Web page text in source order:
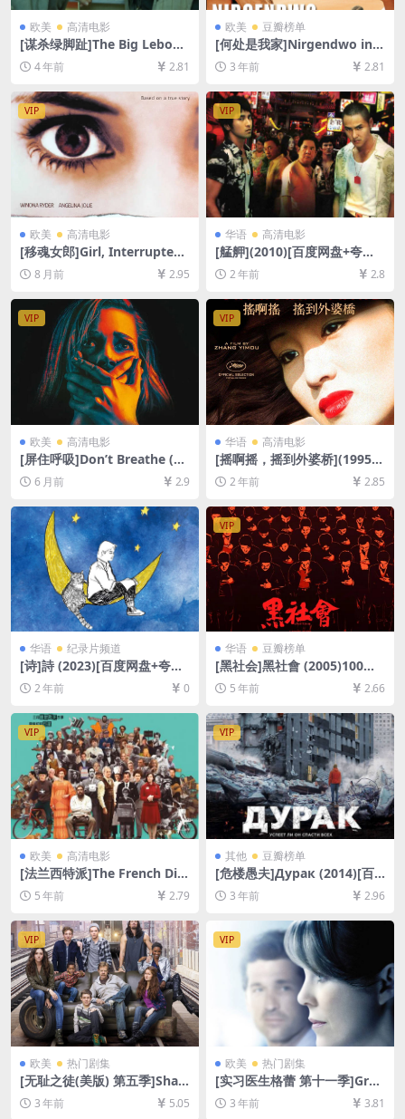
欧美 高清电影
[谋杀绿脚趾]The Big Lebows
ki (1998)[百度网盘+迅雷云盘
资源1080P超清未删减][MP4/
7.6GB][中英字幕]
4 年前 2.81
欧美 豆瓣榜单
[何处是我家]Nirgendwo in A
frika (2001)[百度网盘+迅雷
云盘资源1080P超清未删减]
[MP4/8GB][中文字幕]
3 年前 2.81
VIP
欧美 高清电影
[移魂女郎]Girl, Interrupted
(1999)[百度网盘+夸克网盘10
80P超清未删减资源][网盘在
线播放/下载][MP4/9.3GB][中
英字幕]
8 月前 2.95
VIP
华语 高清电影
[艋舺](2010)[百度网盘+夸克
网盘1080P超清未删减资源]
[网盘在线播放/下载][MP4/8G
B][中文字幕]
2 年前 2.8
VIP
欧美 高清电影
[屏住呼吸]Don’t Breathe (20
16)[百度网盘+夸克网盘1080P
超清未删减资源][网盘在线播
幕]
6 月前 2.9
VIP
华语 高清电影
[摇啊摇，摇到外婆桥](1995)
[百度网盘+夸克网盘1080P超
清未删减资源][网盘在线播放/
2 年前 2.85
华语 纪录片频道
[诗]詩 (2023)[百度网盘+夸克
网盘1080P超清未删减资源]
[网盘在线播放/下载][MP4/2.
8GB][繁体中文字幕]
2 年前 0
VIP
华语 豆瓣榜单
[黑社会]黑社會 (2005)100mi
n[百度网盘+迅雷云盘资源108
0P超清未删减][MP4/6.5GB]
[粤语中字]
5 年前 2.66
VIP
欧美 高清电影
[法兰西特派]The French Dis
patch (2021)[百度网盘+迅雷
云盘资源1080P超清未删减]
[MP4/6.7GB][原声中字]
5 年前 2.79
VIP
其他 豆瓣榜单
[危楼愚夫]Дурак (2014)[百
度网盘+夸克网盘1080P超清
未删减资源][网盘在线播放/下
载][MP4/7.6GB][中文字幕]
3 年前 2.96
VIP
欧美 热门剧集
[无耻之徒(美版) 第五季]Sha
meless Season 5 (2015)[百
度网盘+夸克网盘1080P超清
3 年前 5.05
VIP
欧美 热门剧集
[实习医生格蕾 第十一季]Gre
y’s Anatomy Season 11 (20
14)[百度网盘+夸克网盘1080P
3 年前 3.81